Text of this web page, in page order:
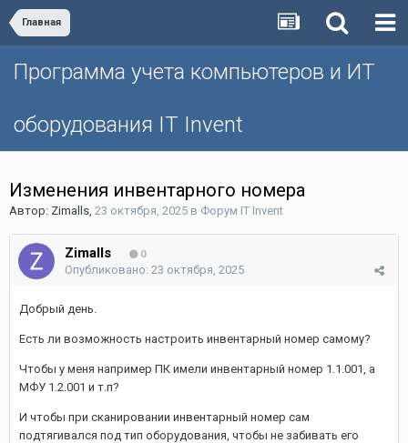
Главная
Программа учета компьютеров и ИТ
оборудования IT Invent
Изменения инвентарного номера
Автор: Zimalls, 23 октября, 2025 в Форум IT Invent
Zimalls 0
Опубликовано: 23 октября, 2025
Добрый день.
Есть ли возможность настроить инвентарный номер самому?
Чтобы у меня например ПК имели инвентарный номер 1.1.001, а
МФУ 1.2.001 и т.п?
И чтобы при сканировании инвентарный номер сам
подтягивался под тип оборудования, чтобы не забивать его